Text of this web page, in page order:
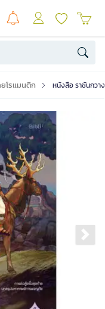
โรแมนติก หนังสือ ราชันกว